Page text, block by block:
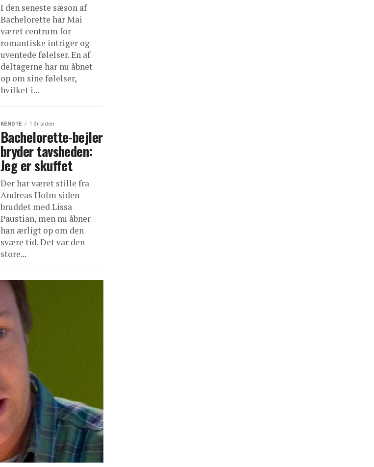
I den seneste sæson af
Bachelorette har Mai
været centrum for
romantiske intriger og
uventede følelser. En af
deltagerne har nu åbnet
op om sine følelser,
hvilket i...
KENDTE 1 år siden
Bachelorette-bejler
bryder tavsheden:
Jeg er skuffet
Der har været stille fra
Andreas Holm siden
bruddet med Lissa
Paustian, men nu åbner
han ærligt op om den
svære tid. Det var den
store...